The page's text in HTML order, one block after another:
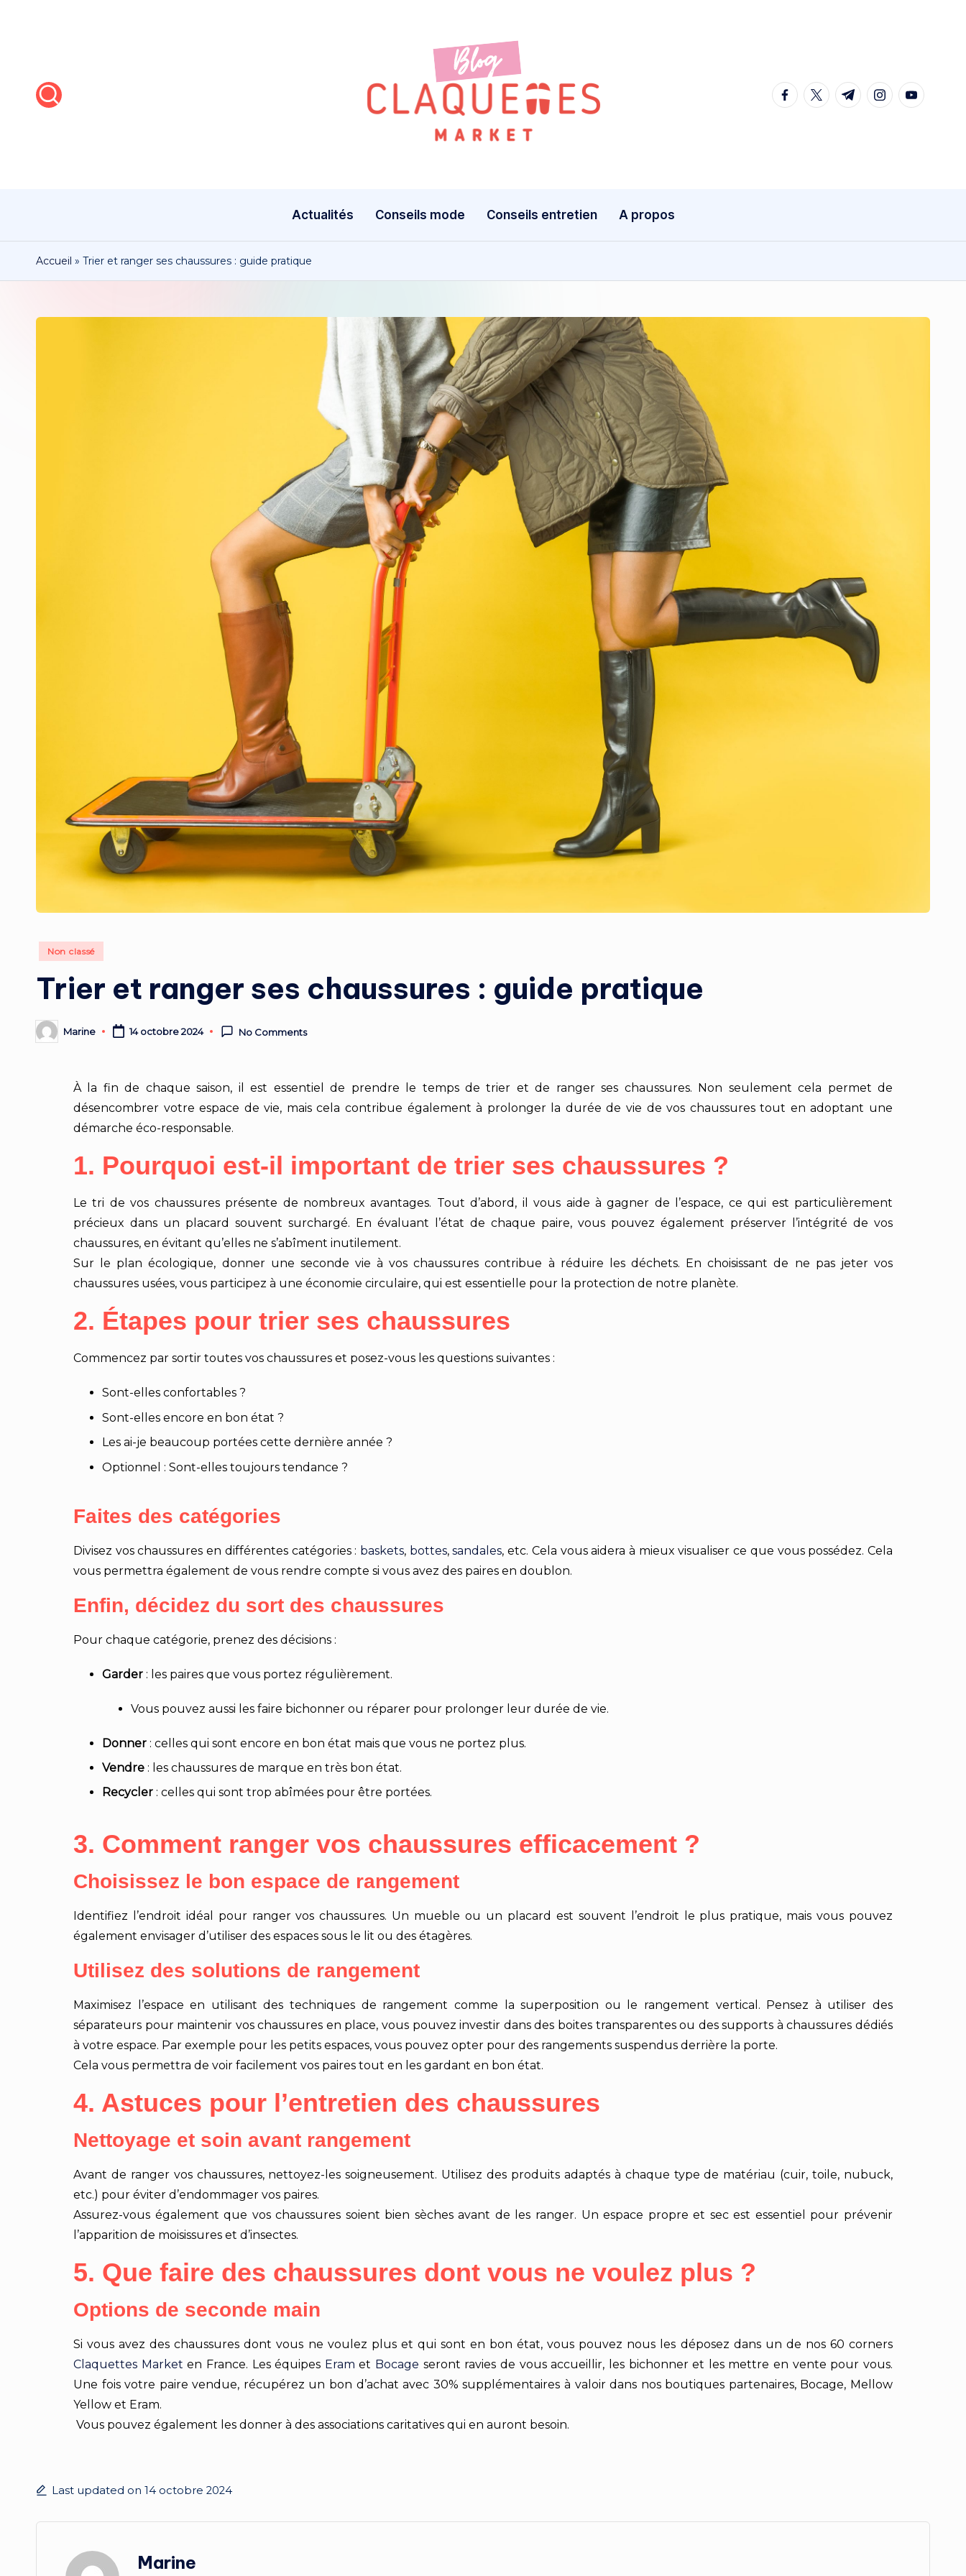
Actualités Conseils mode Conseils entretien A propos
Accueil » Trier et ranger ses chaussures : guide pratique
Non classé
Trier et ranger ses chaussures : guide pratique
Marine 14 octobre 2024 No Comments
À la fin de chaque saison, il est essentiel de prendre le temps de trier et de ranger ses chaussures. Non seulement cela permet de
désencombrer votre espace de vie, mais cela contribue également à prolonger la durée de vie de vos chaussures tout en adoptant une
démarche éco-responsable.
1. Pourquoi est-il important de trier ses chaussures ?
Le tri de vos chaussures présente de nombreux avantages. Tout d’abord, il vous aide à gagner de l’espace, ce qui est particulièrement
précieux dans un placard souvent surchargé. En évaluant l’état de chaque paire, vous pouvez également préserver l’intégrité de vos
chaussures, en évitant qu’elles ne s’abîment inutilement.
Sur le plan écologique, donner une seconde vie à vos chaussures contribue à réduire les déchets. En choisissant de ne pas jeter vos
chaussures usées, vous participez à une économie circulaire, qui est essentielle pour la protection de notre planète.
2. Étapes pour trier ses chaussures
Commencez par sortir toutes vos chaussures et posez-vous les questions suivantes :
Sont-elles confortables ?
Sont-elles encore en bon état ?
Les ai-je beaucoup portées cette dernière année ?
Optionnel : Sont-elles toujours tendance ?
Faites des catégories
Divisez vos chaussures en différentes catégories : baskets, bottes,sandales, etc. Cela vous aidera à mieux visualiser ce que vous possédez. Cela
vous permettra également de vous rendre compte si vous avez des paires en doublon.
Enfin, décidez du sort des chaussures
Pour chaque catégorie, prenez des décisions :
Garder : les paires que vous portez régulièrement.
Vous pouvez aussi les faire bichonner ou réparer pour prolonger leur durée de vie.
Donner : celles qui sont encore en bon état mais que vous ne portez plus.
Vendre : les chaussures de marque en très bon état.
Recycler : celles qui sont trop abîmées pour être portées.
3. Comment ranger vos chaussures efficacement ?
Choisissez le bon espace de rangement
Identifiez l’endroit idéal pour ranger vos chaussures. Un mueble ou un placard est souvent l’endroit le plus pratique, mais vous pouvez
également envisager d’utiliser des espaces sous le lit ou des étagères.
Utilisez des solutions de rangement
Maximisez l’espace en utilisant des techniques de rangement comme la superposition ou le rangement vertical. Pensez à utiliser des
séparateurs pour maintenir vos chaussures en place, vous pouvez investir dans des boites transparentes ou des supports à chaussures dédiés
à votre espace. Par exemple pour les petits espaces, vous pouvez opter pour des rangements suspendus derrière la porte.
Cela vous permettra de voir facilement vos paires tout en les gardant en bon état.
4. Astuces pour l’entretien des chaussures
Nettoyage et soin avant rangement
Avant de ranger vos chaussures, nettoyez-les soigneusement. Utilisez des produits adaptés à chaque type de matériau (cuir, toile, nubuck,
etc.) pour éviter d’endommager vos paires.
Assurez-vous également que vos chaussures soient bien sèches avant de les ranger. Un espace propre et sec est essentiel pour prévenir
l’apparition de moisissures et d’insectes.
5. Que faire des chaussures dont vous ne voulez plus ?
Options de seconde main
Si vous avez des chaussures dont vous ne voulez plus et qui sont en bon état, vous pouvez nous les déposez dans un de nos 60 corners
Claquettes Market en France. Les équipes Eram et Bocage seront ravies de vous accueillir, les bichonner et les mettre en vente pour vous.
Une fois votre paire vendue, récupérez un bon d’achat avec 30% supplémentaires à valoir dans nos boutiques partenaires, Bocage, Mellow
Yellow et Eram.
Vous pouvez également les donner à des associations caritatives qui en auront besoin.
Last updated on 14 octobre 2024
Marine